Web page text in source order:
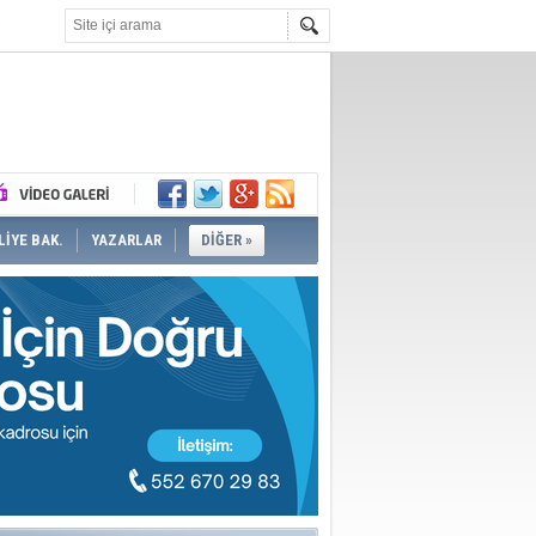
BAK. YAZARLAR DİĞER »